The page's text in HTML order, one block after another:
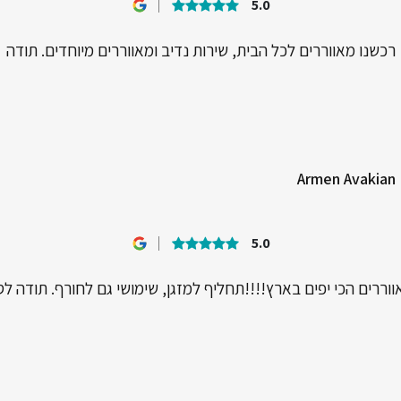
5.0
רכשנו מאווררים לכל הבית, שירות נדיב ומאווררים מיוחדים. תודה
Armen Avakian
5.0
הכי יפים בארץ!!!!תחליף למזגן, שימושי גם לחורף. תודה